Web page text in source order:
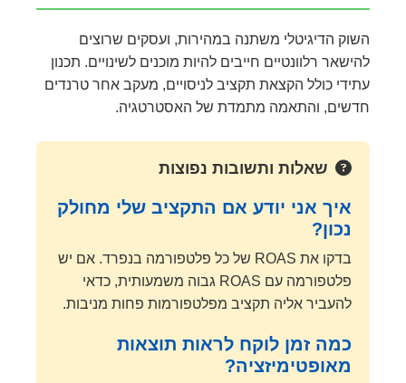
השוק הדיגיטלי משתנה במהירות, ועסקים שרוצים
להישאר רלוונטיים חייבים להיות מוכנים לשינויים. תכנון
עתידי כולל הקצאת תקציב לניסויים, מעקב אחר טרנדים
חדשים, והתאמה מתמדת של האסטרטגיה.
שאלות ותשובות נפוצות
איך אני יודע אם התקציב שלי מחולק
נכון?
בדקו את ROAS של כל פלטפורמה בנפרד. אם יש
פלטפורמה עם ROAS גבוה משמעותית, כדאי
להעביר אליה תקציב מפלטפורמות פחות מניבות.
כמה זמן לוקח לראות תוצאות
מאופטימיזציה?